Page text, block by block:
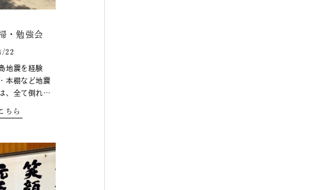
・勉強会
22
地震を経験
本棚など地震
、全て倒れ…
ちら